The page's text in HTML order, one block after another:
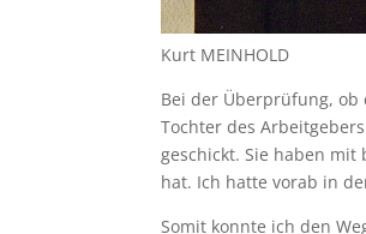
Kurt MEINHOLD
Bei der Überprüfung, ob
Tochter des
geschickt. Sie haben
hat. Ich hatte vorab in
Somit konnte ich den